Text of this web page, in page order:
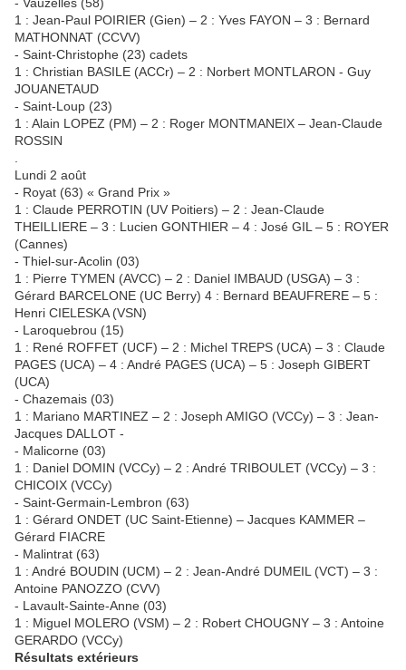
1 : Jean-Paul POIRIER (Gien) – 2 : Yves FAYON – 3 : Bernard
MATHONNAT (CCVV)
- Saint-Christophe (23) cadets
1 : Christian BASILE (ACCr) – 2 : Norbert MONTLARON - Guy
JOUANETAUD
- Saint-Loup (23)
1 : Alain LOPEZ (PM) – 2 : Roger MONTMANEIX – Jean-Claude
ROSSIN
Lundi 2 août
- Royat (63) « Grand Prix »
1 : Claude PERROTIN (UV Poitiers) – 2 : Jean-Claude
THEILLIERE – 3 : Lucien GONTHIER – 4 : José GIL – 5 : ROYER
(Cannes)
- Thiel-sur-Acolin (03)
1 : Pierre TYMEN (AVCC) – 2 : Daniel IMBAUD (USGA) – 3 :
Gérard BARCELONE (UC Berry) 4 : Bernard BEAUFRERE – 5 :
Henri CIELESKA (VSN)
- Laroquebrou (15)
1 : René ROFFET (UCF) – 2 : Michel TREPS (UCA) – 3 : Claude
PAGES (UCA) – 4 : André PAGES (UCA) – 5 : Joseph GIBERT
(UCA)
- Chazemais (03)
1 : Mariano MARTINEZ – 2 : Joseph AMIGO (VCCy) – 3 : Jean-
Jacques DALLOT -
- Malicorne (03)
1 : Daniel DOMIN (VCCy) – 2 : André TRIBOULET (VCCy) – 3 :
CHICOIX (VCCy)
- Saint-Germain-Lembron (63)
1 : Gérard ONDET (UC Saint-Etienne) – Jacques KAMMER –
Gérard FIACRE
- Malintrat (63)
1 : André BOUDIN (UCM) – 2 : Jean-André DUMEIL (VCT) – 3 :
Antoine PANOZZO (CVV)
- Lavault-Sainte-Anne (03)
1 : Miguel MOLERO (VSM) – 2 : Robert CHOUGNY – 3 : Antoine
GERARDO (VCCy)
Résultats extérieurs